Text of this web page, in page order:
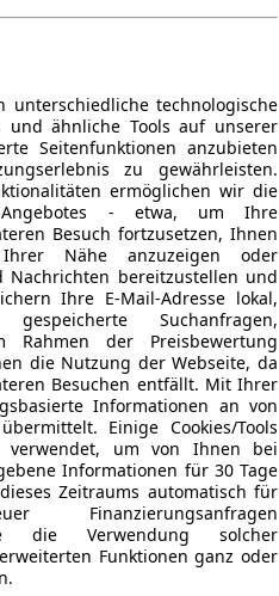
technologische
und ähnliche Tools auf unserer
Seitenfunktionen anzubieten
zu gewährleisten.
ermöglichen wir die
Angebotes - etwa, um Ihre
Besuch fortzusetzen, Ihnen
Nähe anzuzeigen oder
Nachrichten bereitzustellen und
Ihre E-Mail-Adresse lokal,
Suchanfragen,
Rahmen der Preisbewertung
die Nutzung der Webseite, da
Besuchen entfällt. Mit Ihrer
Informationen an von
Einige Cookies/Tools
um von Ihnen bei
Informationen für 30 Tage
Zeitraums automatisch für
die Verwendung solcher
Funktionen ganz oder